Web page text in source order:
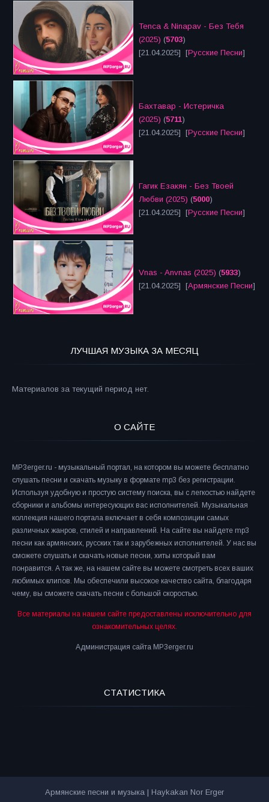
Tenca & Ninapav - Без Тебя
(2025) (5703)
[21.04.2025] [Русские Песни]
Бахтавар - Истеричка
(2025) (5711)
[21.04.2025] [Русские Песни]
Гагик Езакян - Без Твоей
Любви (2025) (5000)
[21.04.2025] [Русские Песни]
Vnas - Anvnas (2025) (5933)
[21.04.2025] [Армянские Песни]
ЛУЧШАЯ МУЗЫКА ЗА МЕСЯЦ
Материалов за текущий период нет.
О САЙТЕ
MP3erger.ru - музыкальный портал, на котором вы можете бесплатно
слушать песни и скачать музыку в формате mp3 без регистрации.
Используя удобную и простую систему поиска, вы с легкостью найдете
сборники и альбомы интересующих вас исполнителей. Музыкальная
коллекция нашего портала включает в себя композиции самых
различных жанров, стилей и направлений. На сайте вы найдете mp3
песни как армянских, русских так и зарубежных исполнителей. У нас вы
сможете слушать и скачать новые песни, хиты который вам
понравится. А так же, на нашем сайте вы можете смотреть всех ваших
любимых клипов. Мы обеспечили высокое качество сайта, благодаря
чему, вы сможете скачать песни с большой скоростью.
Все материалы на нашем сайте предоставлены исключительно для
ознакомительных целях.
Администрация сайта MP3erger.ru
СТАТИСТИКА
Армянские песни и музыка | Haykakan Nor Erger